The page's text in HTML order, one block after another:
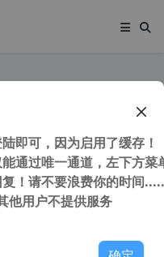
即可，因为启用了缓存！
通过唯一通道，左下方菜
！请不要浪费你的时间
他用户不提供服务